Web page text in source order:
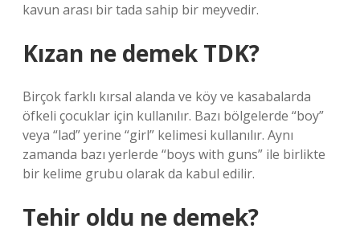
kavun arası bir tada sahip bir meyvedir.
Kızan ne demek TDK?
Birçok farklı kırsal alanda ve köy ve kasabalarda
öfkeli çocuklar için kullanılır. Bazı bölgelerde “boy”
veya “lad” yerine “girl” kelimesi kullanılır. Aynı
zamanda bazı yerlerde “boys with guns” ile birlikte
bir kelime grubu olarak da kabul edilir.
Tehir oldu ne demek?